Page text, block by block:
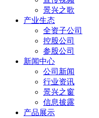
景兴之歌
产业生态
全资子公司
控股公司
参股公司
新闻中心
公司新闻
行业资讯
景兴之窗
信息披露
产品展示